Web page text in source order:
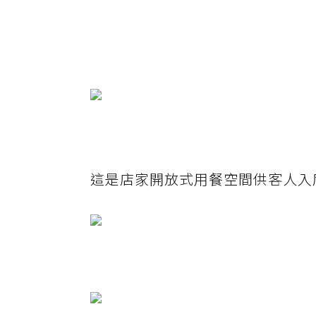
這是店家開放式用餐空間供客人